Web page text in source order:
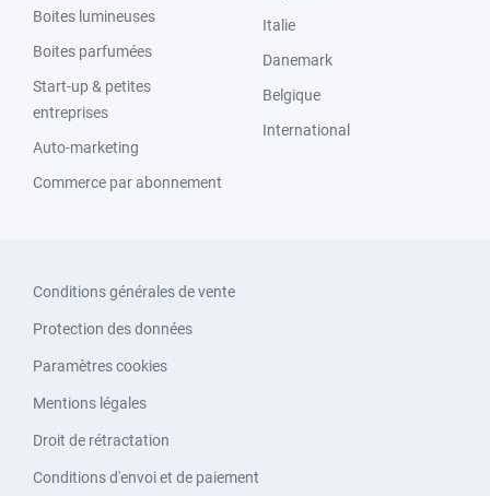
Boites lumineuses
Boites parfumées
Start-up & petites
entreprises
Auto-marketing
Commerce par abonnement
Italie
Danemark
Belgique
International
Conditions générales de vente
Protection des données
Paramètres cookies
Mentions légales
Droit de rétractation
Conditions d'envoi et de paiement